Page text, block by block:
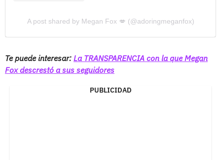
A post shared by Megan Fox 💋 (@adoringmeganfox)
Te puede interesar: La TRANSPARENCIA con la que Megan
Fox descrestó a sus seguidores
PUBLICIDAD